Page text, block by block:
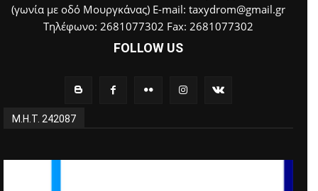
(γωνία με οδό Μουργκάνας) E-mail: taxydrom@gmail.gr
Τηλέφωνο: 2681077302 Fax: 2681077302
FOLLOW US
Μ.Η.Τ. 242087